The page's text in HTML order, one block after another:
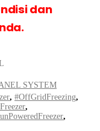
dan
SYSTEM
, #OffGridFreezing,
,
,